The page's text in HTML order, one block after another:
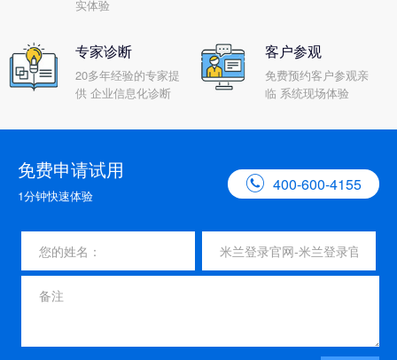
实体验
专家诊断
20多年经验的专家提
供 企业信息化诊断
客户参观
免费预约客户参观亲
临 系统现场体验
免费申请试用
1分钟快速体验
 400-600-4155